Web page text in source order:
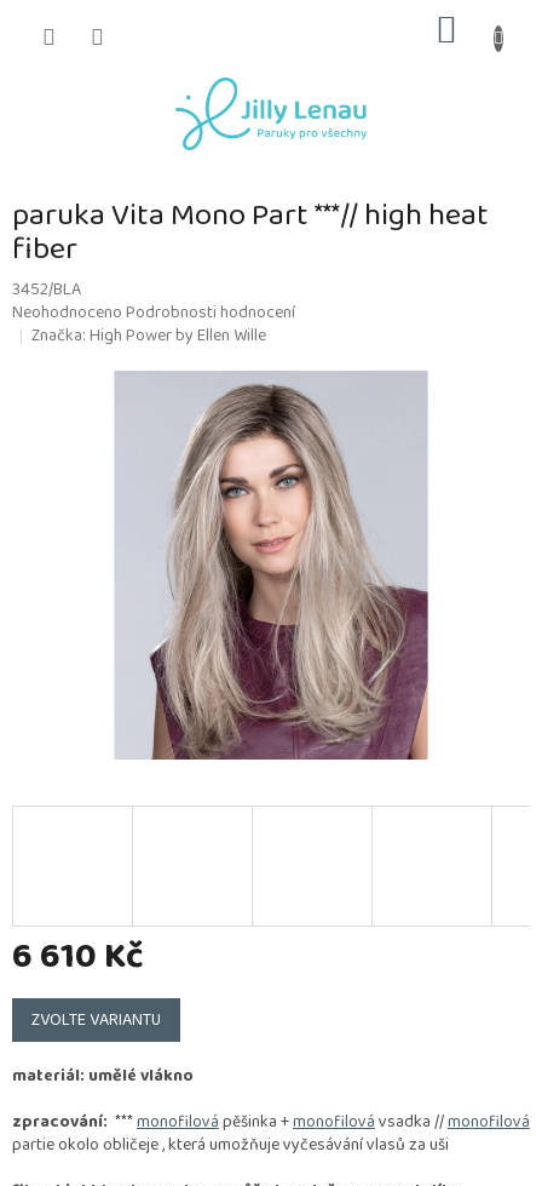
KOŠÍK
paruka Vita Mono Part ***// high heat
fiber
3452/BLA
Průměrné
hodnocení
NeohodnocenoPodrobnosti hodnocení
Značka:High Power by Ellen Wille
6 610 Kč
Měrná
cena:
ZVOLTE VARIANTU
materiál: umělé vlákno
zpracování: ***monofilovápěšinka +monofilovávsadka //monofilová
partie okolo obličeje , která umožňuje vyčesávání vlasů za uši